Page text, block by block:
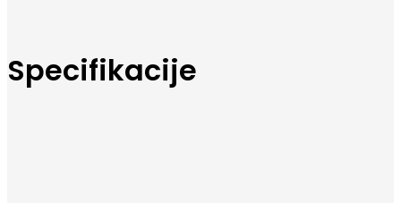
modelom vozil. Primerni so za bencinske in dizelske
motorje ter zagotavljajo konstanten pretok goriva tudi
Specifikacije